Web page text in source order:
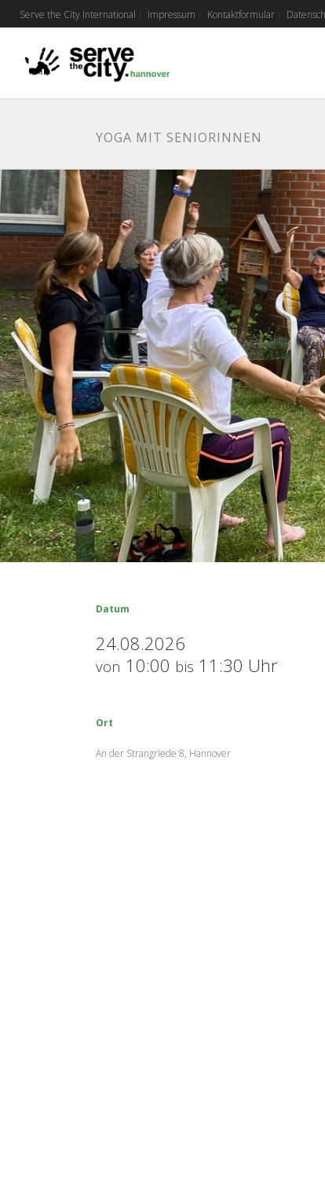
Serve the City International Impressum Kontaktformular
YOGA MIT SENIORINNEN
Datum
24.08.2026
von 10:00 bis 11:30 Uhr
Ort
An der Strangriede 8, Hannover